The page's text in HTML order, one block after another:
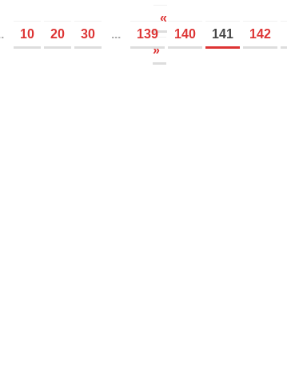
«
10 20 30 ... 139 140 141 142
»